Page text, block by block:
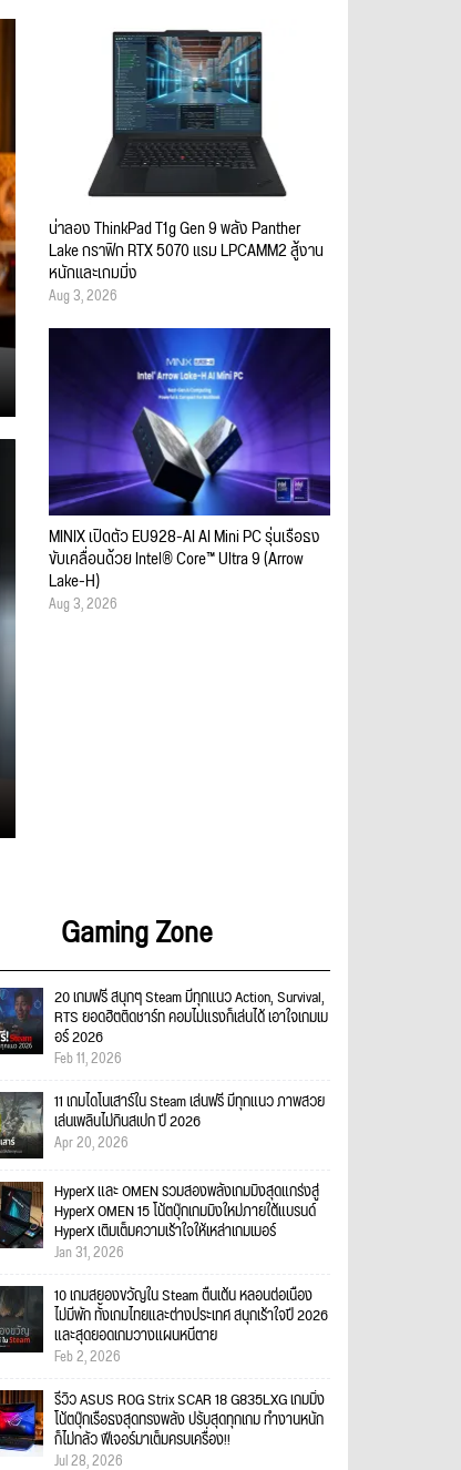
น่าลอง ThinkPad T1g Gen 9 พลัง Panther
Lake กราฟิก RTX 5070 แรม LPCAMM2 สู้งาน
หนักและเกมมิ่ง
Aug 3, 2026
MINIX เปิดตัว EU928-AI AI Mini PC รุ่นเรือธง
ขับเคลื่อนด้วย Intel® Core™ Ultra 9 (Arrow
Lake-H)
Aug 3, 2026
Gaming Zone
20 เกมฟรี สนุกๆ Steam มีทุกแนว Action, Survival,
RTS ยอดฮิตติดชาร์ท คอมไม่แรงก็เล่นได้ เอาใจเกมเม
อร์ 2026
Feb 11, 2026
11 เกมไดโนเสาร์ใน Steam เล่นฟรี มีทุกแนว ภาพสวย
เล่นเพลินไม่กินสเปก ปี 2026
Apr 20, 2026
HyperX และ OMEN รวมสองพลังเกมมิงสุดแกร่งสู่
HyperX OMEN 15 โน้ตบุ๊กเกมมิงใหม่ภายใต้แบรนด์
HyperX เติมเต็มความเร้าใจให้เหล่าเกมเมอร์
Jan 31, 2026
10 เกมสยองขวัญใน Steam ตื่นเต้น หลอนต่อเนื่อง
ไม่มีพัก ทั้งเกมไทยและต่างประเทศ สนุกเร้าใจปี 2026
และสุดยอดเกมวางแผนหนีตาย
Feb 2, 2026
รีวิว ASUS ROG Strix SCAR 18 G835LXG เกมมิ่ง
โน้ตบุ๊กเรือธงสุดทรงพลัง ปรับสุดทุกเกม ทำงานหนัก
ก็ไม่กลัว ฟีเจอร์มาเต็มครบเครื่อง!!
Jul 28, 2026